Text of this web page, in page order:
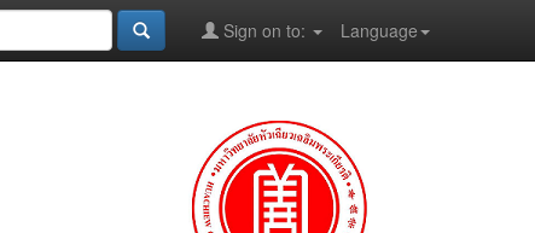
Language
Sign on to: